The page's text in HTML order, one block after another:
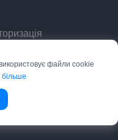
файли cookie
більше